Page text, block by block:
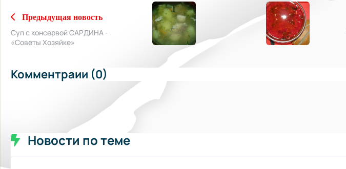
Предыдущая новость
Суп с консервой САРДИНА -
«Советы Хозяйке»
Комментраии (0)
Новости по теме